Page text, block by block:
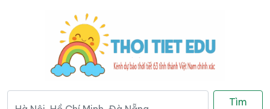
Tìm